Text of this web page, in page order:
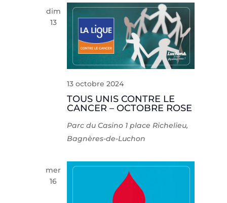
dim
13
TOUS UNIS CONTRE LE
CANCER – OCTOBRE ROSE
13 octobre 2024
Parc du Casino 1 place Richelieu,
Bagnères-de-Luchon
mer
16